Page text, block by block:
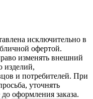
исключительно в
офертой.
изменять внешний
изделий,
и потребителей. При
уточнять
оформления заказа.